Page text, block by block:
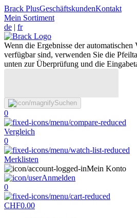
Brack PlusGeschäftskundenKontakt
Mein Sortiment
de | fr
Wenn die Ergebnisse der
verfügbar sind, verwenden Sie die
unten zur Überprüfung und die
Suchen
0
Vergleich
0
Merklisten
Mein Konto
Anmelden
0
CHF0.00